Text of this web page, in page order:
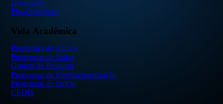
Doutorado
Pós-Doutorado
Vida Acadêmica
Produções de Alunos
Programas de Bolsa
Grupos de Pesquisa
Programas de Internacionalização
Programas de Stricto
CEDIS